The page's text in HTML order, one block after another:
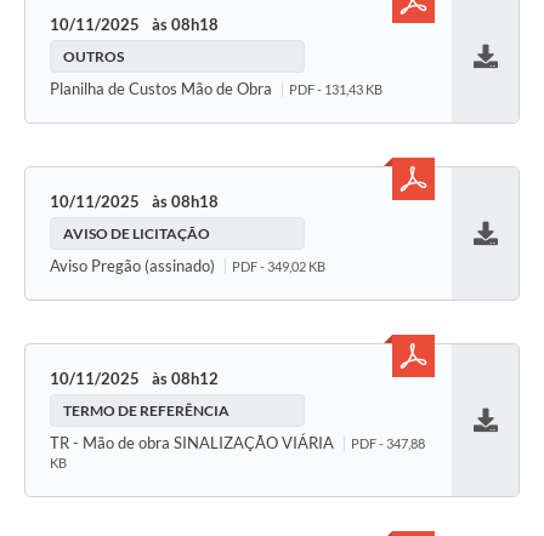
10/11/2025 08h18
OUTROS
Planilha de Custos Mão de Obra PDF - 131,43 KB
10/11/2025 08h18
AVISO DE LICITAÇÃO
Aviso Pregão (assinado) PDF - 349,02 KB
10/11/2025 08h12
TERMO DE REFERÊNCIA
TR - Mão de obra SINALIZAÇÃO VIÁRIA
PDF - 347,88
KB